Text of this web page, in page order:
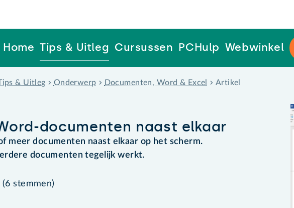
Home Tips & Uitleg Cursussen PCHulp Webwinkel
& Uitleg Onderwerp Documenten, Word & Excel Artikel
documenten naast elkaar
meer documenten naast elkaar op het scherm.
documenten tegelijk werkt.
6 stemmen)